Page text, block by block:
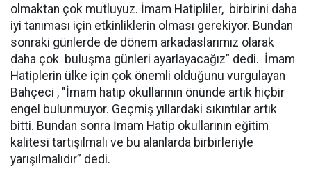
olmaktan çok mutluyuz. İmam Hatipliler, birbirini daha
iyi tanıması için etkinliklerin olması gerekiyor. Bundan
sonraki günlerde de dönem arkadaslarımız olarak
daha çok buluşma günleri ayarlayacağız” dedi. İmam
Hatiplerin ülke için çok önemli olduğunu vurgulayan
Bahçeci , "İmam hatip okullarının önünde artık hiçbir
engel bulunmuyor. Geçmiş yıllardaki sıkıntılar artık
bitti. Bundan sonra İmam Hatip okullarının eğitim
kalitesi tartışılmalı ve bu alanlarda birbirleriyle
yarışılmalıdır” dedi.